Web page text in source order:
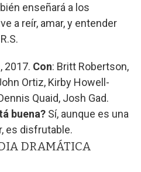
enseñará a los
a reír, amar, y entender
2017. Con: Britt Robertson,
Ortiz, Kirby Howell-
Quaid, Josh Gad.
buena? Sí, aunque es una
es disfrutable.
DRAMÁTICA